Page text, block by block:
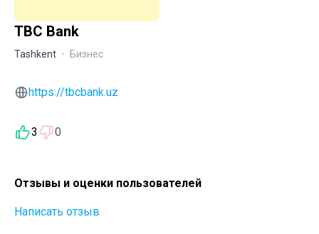
TBC Bank
Tashkent · Бизнес
https://tbcbank.uz
3 0
Отзывы и оценки пользователей
Написать отзыв